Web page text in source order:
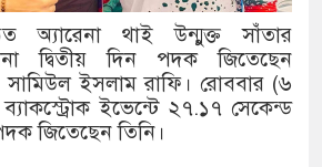
গুলশান থেকে সাবেক মন্ত্রী লতিফ
‘স্কুটি নাকি গোল্ড?’ ক্যাম্পেইনের
এর ফ্রিডম ব্র্যান্ড, বাড়ল ক্যাম্পেইনের
অ্যারেনা থাই উন্মুক্ত সাঁতার
দ্বিতীয় দিন পদক জিতেছেন
সামিউল ইসলাম রাফি। রোববার (৬
ইভেন্টে ২৭.১৭ সেকেন্ড
জিতেছেন তিনি।